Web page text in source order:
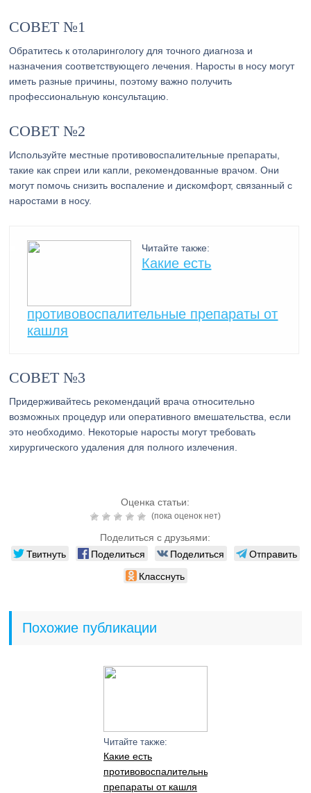
СОВЕТ №1
Обратитесь к отоларингологу для точного диагноза и
назначения соответствующего лечения. Наросты в носу могут
иметь разные причины, поэтому важно получить
профессиональную консультацию.
СОВЕТ №2
Используйте местные противовоспалительные препараты,
такие как спреи или капли, рекомендованные врачом. Они
могут помочь снизить воспаление и дискомфорт, связанный с
наростами в носу.
Читайте также:
Какие есть
противовоспалительные препараты от
кашля
СОВЕТ №3
Придерживайтесь рекомендаций врача относительно
возможных процедур или оперативного вмешательства, если
это необходимо. Некоторые наросты могут требовать
хирургического удаления для полного излечения.
Оценка статьи:
(пока оценок нет)
Поделиться с друзьями:
Твитнуть Поделиться Поделиться
Отправить
Класснуть
Похожие публикации
Читайте также:
Какие есть
противовоспалительные
препараты от кашля